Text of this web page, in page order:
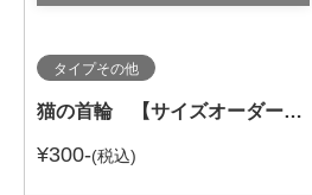
タイプその他
猫の首輪 【サイズオーダーチケット】
¥300-(税込)